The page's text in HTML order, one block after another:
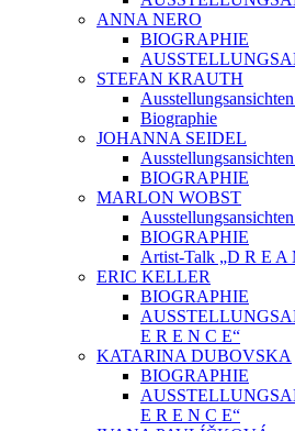
ANNA NERO
BIOGRAPHIE
STEFAN KRAUTH
Biographie
JOHANNA SEIDEL
BIOGRAPHIE
MARLON WOBST
BIOGRAPHIE
Artist-Talk „D R E A
ERIC KELLER
BIOGRAPHIE
E R E N C E“
KATARINA DUBOVSKA
BIOGRAPHIE
E R E N C E“